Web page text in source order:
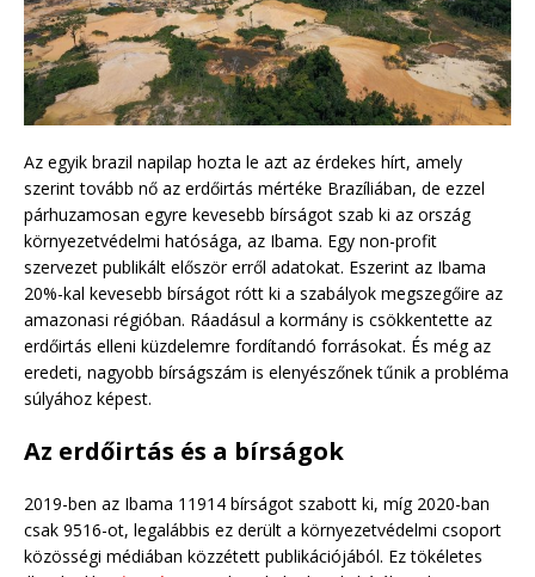
Az egyik brazil napilap hozta le azt az érdekes hírt, amely
szerint tovább nő az erdőirtás mértéke Brazíliában, de ezzel
párhuzamosan egyre kevesebb bírságot szab ki az ország
környezetvédelmi hatósága, az Ibama. Egy non-profit
szervezet publikált először erről adatokat. Eszerint az Ibama
20%-kal kevesebb bírságot rótt ki a szabályok megszegőire az
amazonasi régióban. Ráadásul a kormány is csökkentette az
erdőirtás elleni küzdelemre fordítandó forrásokat. És még az
eredeti, nagyobb bírságszám is elenyészőnek tűnik a probléma
súlyához képest.
Az erdőirtás és a bírságok
2019-ben az Ibama 11914 bírságot szabott ki, míg 2020-ban
csak 9516-ot, legalábbis ez derült a környezetvédelmi csoport
közösségi médiában közzétett publikációjából. Ez tökéletes